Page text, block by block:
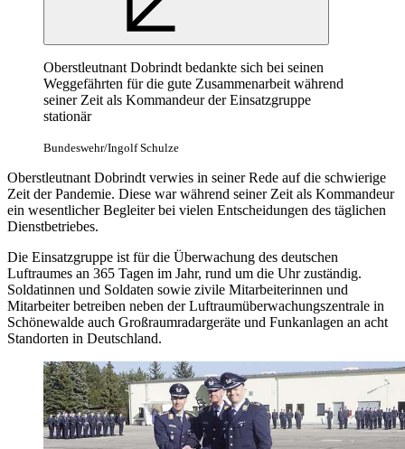
Oberstleutnant Dobrindt bedankte sich bei seinen
Weggefährten für die gute Zusammenarbeit während
seiner Zeit als Kommandeur der Einsatzgruppe
stationär
Bundeswehr/Ingolf Schulze
Oberstleutnant Dobrindt verwies in seiner Rede auf die schwierige
Zeit der Pandemie. Diese war während seiner Zeit als Kommandeur
ein wesentlicher Begleiter bei vielen Entscheidungen des täglichen
Dienstbetriebes.
Die Einsatzgruppe ist für die Überwachung des deutschen
Luftraumes an 365 Tagen im Jahr, rund um die Uhr zuständig.
Soldatinnen und Soldaten sowie zivile Mitarbeiterinnen und
Mitarbeiter betreiben neben der Luftraumüberwachungszentrale in
Schönewalde auch Großraumradargeräte und Funkanlagen an acht
Standorten in Deutschland.